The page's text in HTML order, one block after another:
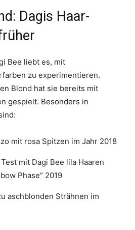
Dagis Haar-
Bee liebt es, mit
zu experimentieren.
Blond hat sie bereits mit
gespielt. Besonders in
mit rosa Spitzen im Jahr 2018
mit Dagi Bee lila Haaren
Phase“ 2019
aschblonden Strähnen im